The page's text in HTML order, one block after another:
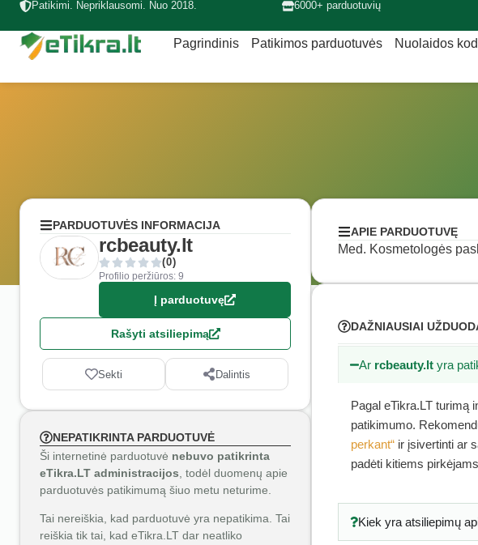
Patikimi. Nepriklausomi. Nuo 2018. 6000+ parduotuvių
Pagrindinis Patikimos parduotuvės Nuolaidos
PARDUOTUVĖS INFORMACIJA
rcbeauty.lt
(0)
Profilio peržiūros: 9
Į parduotuvę
Rašyti atsiliepimą
Sekti Dalintis
NEPATIKRINTA PARDUOTUVĖ
Ši internetinė parduotuvė nebuvo patikrinta
eTikra.LT administracijos , todėl duomenų apie
parduotuvės patikimumą šiuo metu neturime.
Tai nereiškia, kad parduotuvė yra nepatikima. Tai
reiškia tik tai, kad eTikra.LT dar neatliko
APIE PARDUOTUVĘ
Med. Kosmetologės
DAŽNIAUSIAI
Ar rcbeauty.lt yra
Pagal eTikra.LT turimą
patikimumo.
perkant“ ir įsivertinti ar
padėti kitiems
Kiek yra atsiliepimų